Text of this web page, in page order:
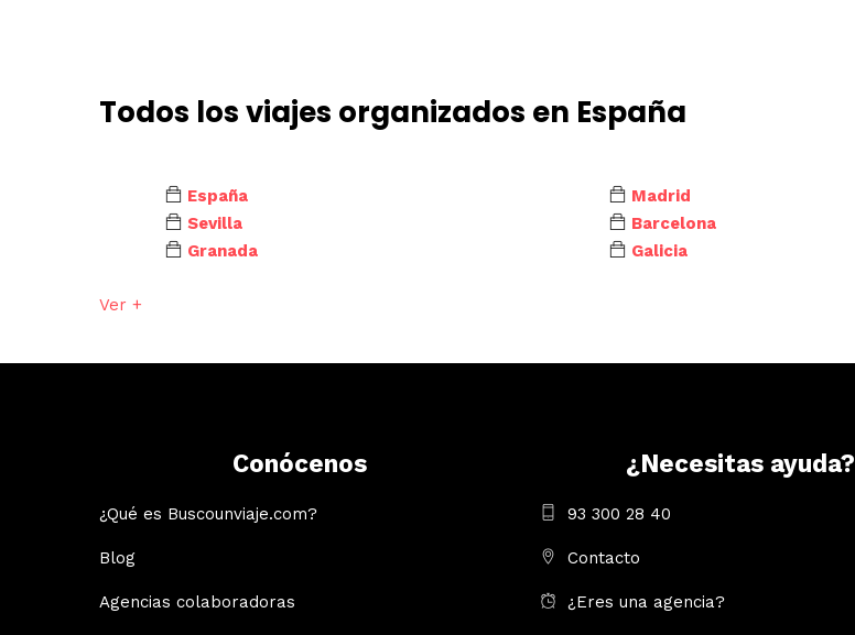
Todos los viajes organizados en España
España
Sevilla
Granada
Madrid
Barcelona
Galicia
Ver +
Conócenos
¿Qué es Buscounviaje.com?
Blog
Agencias colaboradoras
¿Necesitas ayuda?
93 300 28 40
Contacto
¿Eres una agencia?